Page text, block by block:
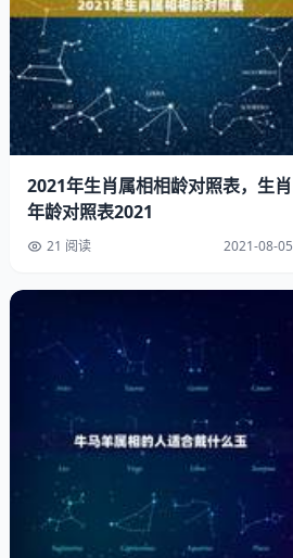
2021年生肖属相相龄对照表，生肖
年龄对照表2021
21 阅读 2021-08-05